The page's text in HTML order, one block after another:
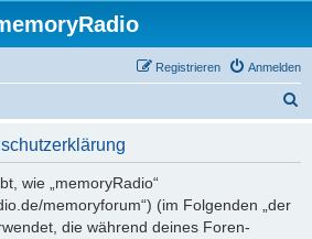
Anmelden
Registrieren
wie „memoryRadio“
memoryforum“) (im Folgenden „der
die während deines Foren-